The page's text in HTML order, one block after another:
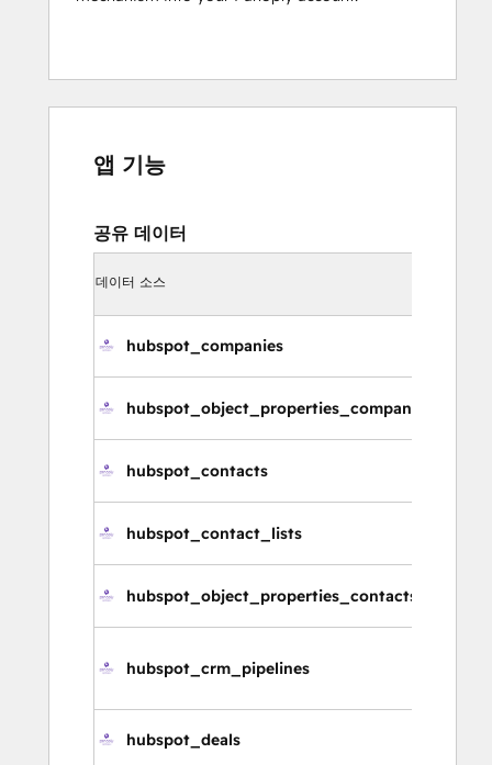
앱 기능
공유 데이터
데이터 소스
hubspot_companies
hubspot_object_properties_companies
hubspot_contacts
hubspot_contact_lists
hubspot_object_properties_contacts
hubspot_crm_pipelines
hubspot_deals